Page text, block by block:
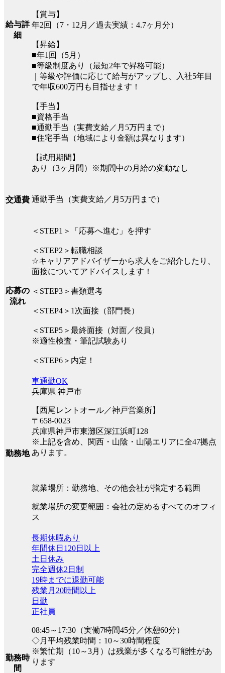
給与詳
細
【賞与】
年2回（7・12月／過去実績：4.7ヶ月分）
【昇給】
■年1回（5月）
■等級制度あり（最短2年で昇格可能）
｜等級や評価に応じて給与がアップし、入社5年目
で年収600万円も目指せます！
【手当】
■資格手当
■通勤手当（実費支給／月5万円まで）
■住宅手当（地域により金額は異なります）
【試用期間】
あり（3ヶ月間）※期間中の月給の変動なし
交通費 通勤手当（実費支給／月5万円まで）
応募の
流れ
＜STEP1＞「応募へ進む」を押す
＜STEP2＞転職相談
☆キャリアアドバイザーから求人をご紹介したり、
面接についてアドバイスします！
＜STEP3＞書類選考
＜STEP4＞1次面接（部門長）
＜STEP5＞最終面接（対面／役員）
※適性検査・筆記試験あり
＜STEP6＞内定！
勤務地
車通勤OK
兵庫県 神戸市
【西尾レントオール／神戸営業所】
〒658-0023
兵庫県神戸市東灘区深江浜町128
※上記を含め、関西・山陰・山陽エリアに全47拠点
あります。
就業場所：勤務地、その他会社が指定する範囲
就業場所の変更範囲：会社の定めるすべてのオフィ
ス
勤務時
間
長期休暇あり
年間休日120日以上
土日休み
完全週休2日制
19時までに退勤可能
残業月20時間以上
日勤
正社員
08:45～17:30（実働7時間45分／休憩60分）
◇月平均残業時間：10～30時間程度
※繁忙期（10～3月）は残業が多くなる可能性があ
ります